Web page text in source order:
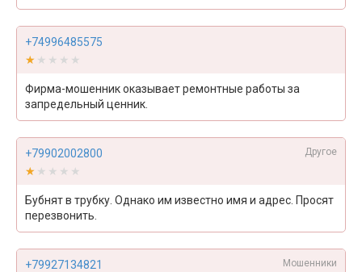
+74996485575
★★★★★
★★★★★
Фирма-мошенник оказывает ремонтные работы за
запредельный ценник.
+79902002800 Другое
★★★★★
★★★★★
Бубнят в трубку. Однако им известно имя и адрес. Просят
перезвонить.
+79927134821 Мошенники